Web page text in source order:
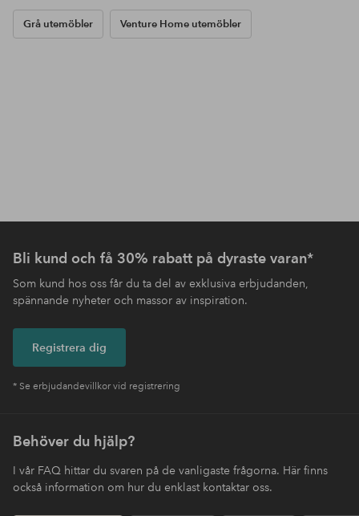
Grå utemöbler Venture Home utemöbler
Bli kund och få 30% rabatt på dyraste varan*
Som kund hos oss får du ta del av exklusiva erbjudanden,
spännande nyheter och massor av inspiration.
Registrera dig
* Se erbjudandevillkor vid registrering
Behöver du hjälp?
I vår FAQ hittar du svaren på de vanligaste frågorna. Här finns
också information om hur du enklast kontaktar oss.